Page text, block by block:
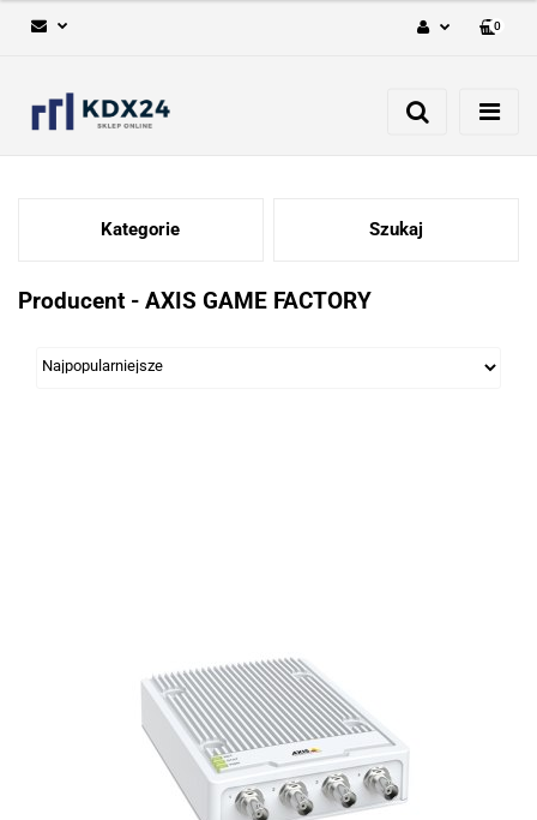
Zarejestruj się
0
Kategorie Szukaj
Producent - AXIS GAME FACTORY